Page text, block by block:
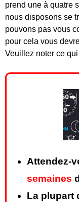
prend une à quatre
nous disposons se
pouvons pas vous
pour cela vous
Veuillez noter ce
Attendez-
semaines
La plupart